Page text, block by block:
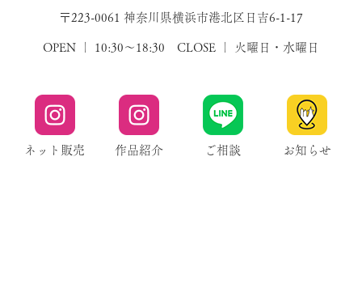
〒223-0061 神奈川県横浜市港北区日吉6-1-17
OPEN ｜ 10:30～18:30 CLOSE ｜ 火曜日・水曜日
ネット販売 作品紹介 ご相談 お知らせ